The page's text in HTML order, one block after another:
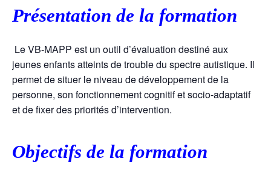
Présentation de la formation
Le VB-MAPP est un outil d’évaluation destiné aux
jeunes enfants atteints de trouble du spectre autistique. Il
permet de situer le niveau de développement de la
personne, son fonctionnement cognitif et socio-adaptatif
et de fixer des priorités d’intervention.
Objectifs de la formation